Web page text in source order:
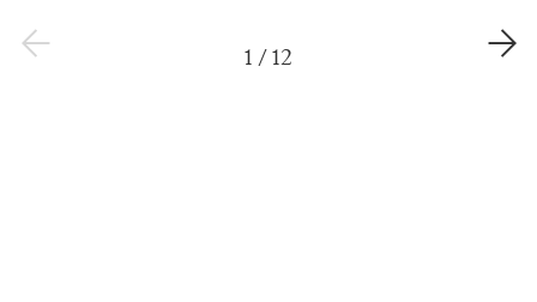
1 /12